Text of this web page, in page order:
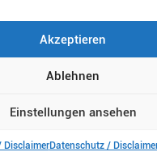
Akzeptieren
Ablehnen
Einstellungen ansehen
DisclaimerDatenschutz /
by vitalogue. Alle Rechte